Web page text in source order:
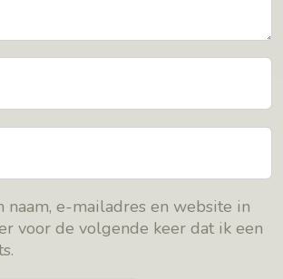
naam, e-mailadres en website in
voor de volgende keer dat ik een